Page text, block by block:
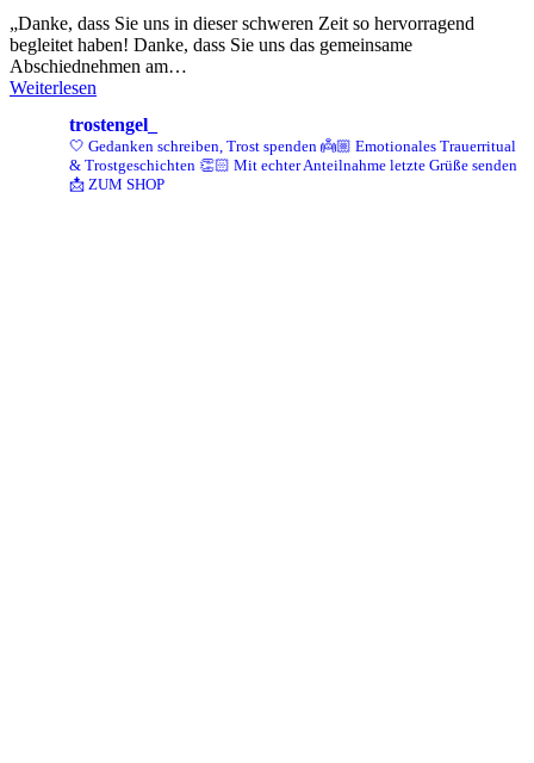
„Danke, dass Sie uns in dieser schweren Zeit so hervorragend
begleitet haben! Danke, dass Sie uns das gemeinsame
Abschiednehmen am…
Weiterlesen
trostengel_
🤍 Gedanken schreiben, Trost spenden 👼🏼 Emotionales Trauerritual
& Trostgeschichten 👏🏻 Mit echter Anteilnahme letzte Grüße senden
📩 ZUM SHOP